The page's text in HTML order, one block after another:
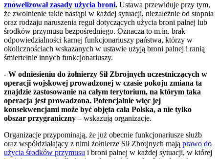
znowelizował zasady użycia broni. Ustawa przewiduje przy tym,
że zwolnienie takie nastąpi w każdej sytuacji, niezależnie od stopnia
oraz rodzaju naruszenia reguł dotyczących użycia broni palnej lub
środków przymusu bezpośredniego. Oznacza to m.in. brak
odpowiedzialności karnej funkcjonariuszy państwa, którzy w
okolicznościach wskazanych w ustawie użyją broni palnej i ranią
śmiertelnie innych funkcjonariuszy.
- W odniesieniu do żołnierzy Sił Zbrojnych uczestniczących w
operacji wojskowej prowadzonej w czasie pokoju zmiana ta
znajdzie zastosowanie na całym terytorium, na którym taka
operacja jest prowadzona. Potencjalnie więc jej
konsekwencjami może być objęta cała Polska, a nie tylko
obszar przygraniczny – wskazują organizacje.
Organizacje przypominają, że już obecnie funkcjonariusze służb
oraz współdziałający z nimi żołnierze Sił Zbrojnych mają prawo do
użycia środków przymusu i broni palnej w każdej sytuacji, w której